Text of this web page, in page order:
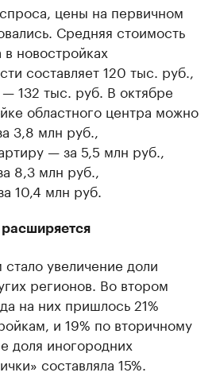
цены на первичном
Средняя стоимость
новостройках
составляет 120 тыс. руб.,
132 тыс. руб. В октябре
областного центра можно
3,8 млн руб.,
— за 5,5 млн руб.,
8,3 млн руб.,
10,4 млн руб.
расширяется
увеличение доли
регионов. Во втором
на них пришлось 21%
и 19% по вторичному
доля иногородних
составляла 15%.